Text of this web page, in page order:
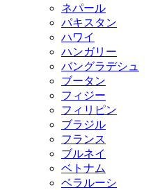
ネパール
パキスタン
ハワイ
ハンガリー
バングラデシュ
ブータン
フィジー
フィリピン
ブラジル
フランス
ブルネイ
ベトナム
ベラルーシ